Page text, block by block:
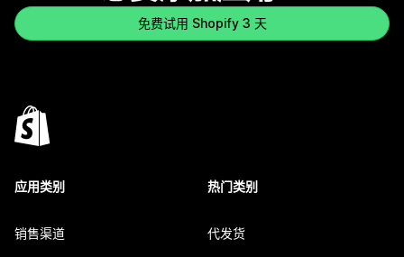
免费试用 Shopify 3 天
应用类别
销售渠道
热门类别
代发货